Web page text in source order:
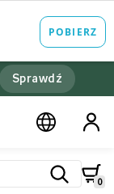
Sprawdź
0